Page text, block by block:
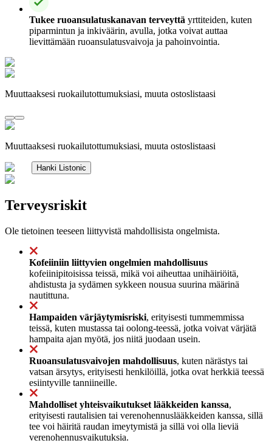
Tukee ruoansulatuskanavan terveyttä yrttiteiden, kuten
piparmintun ja inkiväärin, avulla, jotka voivat auttaa
lievittämään ruoansulatusvaivoja ja pahoinvointia.
Muuttaaksesi ruokailutottumuksiasi, muuta ostoslistaasi
Muuttaaksesi ruokailutottumuksiasi, muuta ostoslistaasi
Hanki Listonic
Terveysriskit
Ole tietoinen teeseen liittyvistä mahdollisista ongelmista.
Kofeiiniin liittyvien ongelmien mahdollisuus
kofeiinipitoisissa teissä, mikä voi aiheuttaa unihäiriöitä,
ahdistusta ja sydämen sykkeen nousua suurina määrinä
nautittuna.
Hampaiden värjäytymisriski, erityisesti tummemmissa
teissä, kuten mustassa tai oolong-teessä, jotka voivat värjätä
hampaita ajan myötä, jos niitä juodaan usein.
Ruoansulatusvaivojen mahdollisuus, kuten närästys tai
vatsan ärsytys, erityisesti henkilöillä, jotka ovat herkkiä teessä
esiintyville tanniineille.
Mahdolliset yhteisvaikutukset lääkkeiden kanssa,
erityisesti rautalisien tai verenohennuslääkkeiden kanssa, sillä
tee voi häiritä raudan imeytymistä ja sillä voi olla lieviä
verenohennusvaikutuksia.